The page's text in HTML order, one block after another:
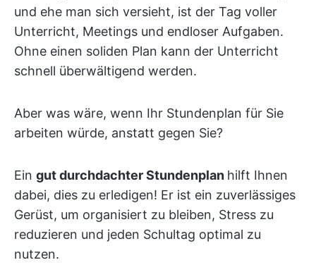
und ehe man sich versieht, ist der Tag voller
Unterricht, Meetings und endloser Aufgaben.
Ohne einen soliden Plan kann der Unterricht
schnell überwältigend werden.
Aber was wäre, wenn Ihr Stundenplan für Sie
arbeiten würde, anstatt gegen Sie?
Ein gut durchdachter Stundenplan hilft Ihnen
dabei, dies zu erledigen! Er ist ein zuverlässiges
Gerüst, um organisiert zu bleiben, Stress zu
reduzieren und jeden Schultag optimal zu
nutzen.